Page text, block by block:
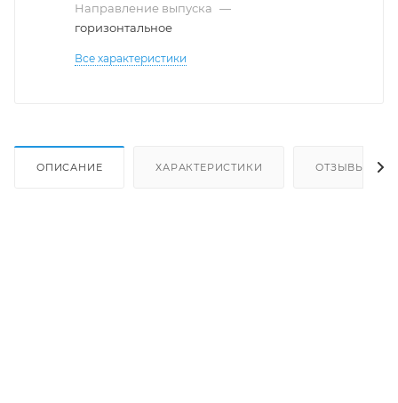
Направление выпуска —
горизонтальное
Все характеристики
ОПИСАНИЕ ХАРАКТЕРИСТИКИ ОТЗЫВЫ